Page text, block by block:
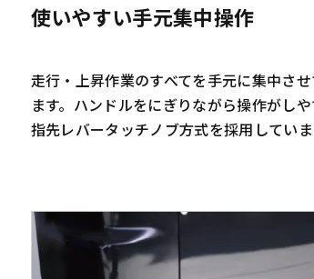
使いやすい手元集中操作
走行・上昇作業のすべてを手元に集中さ
ます。ハンドルをにぎりながら操作がし
指先レバータッチノブ方式を採用していま